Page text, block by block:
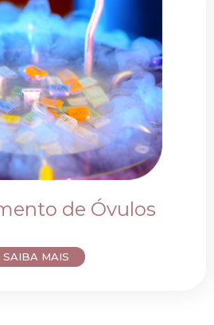
de Óvulos
SAIBA MAIS